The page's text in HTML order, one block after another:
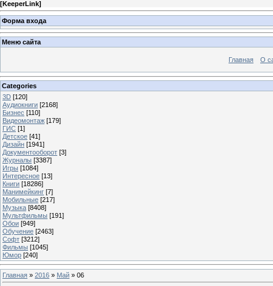
[KeeperLink]
Форма входа
Меню сайта
Главная О
Categories
3D [120]
Аудиокниги [2168]
Бизнес [110]
Видеомонтаж [179]
ГИС [1]
Детское [41]
Дизайн [1941]
Документооборот [3]
Журналы [3387]
Игры [1084]
Интересное [13]
Книги [18286]
Манимейкинг [7]
Мобильные [217]
Музыка [8408]
Мультфильмы [191]
Обои [949]
Обучение [2463]
Софт [3212]
Фильмы [1045]
Юмор [240]
Главная » 2016 » Май » 06